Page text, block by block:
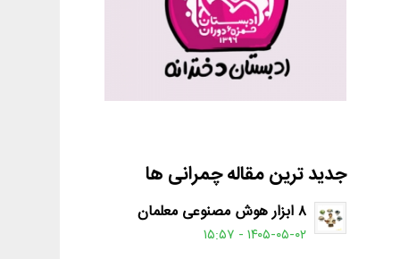
جدید ترین مقاله چمرانی ها
۸ ابزار هوش مصنوعی معلمان
۱۴۰۵-۰۵-۰۲ - ۱۵:۵۷